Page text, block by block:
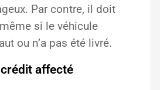
Par contre, il doit
si le véhicule
ou n’a pas été livré.
affecté